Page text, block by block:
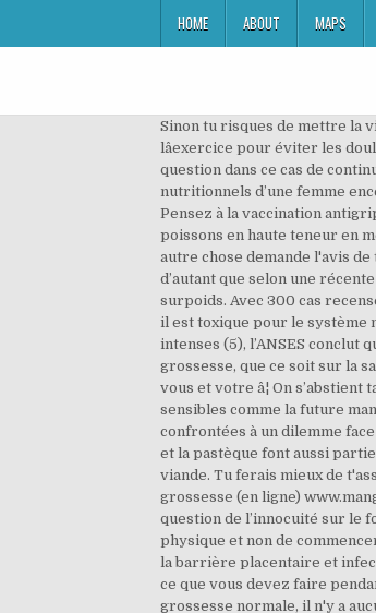
HOME ABOUT MAPS
Sinon tu risques de mettre la vie de ton bébé en péril. Le soja contient des phyto-estrogènes qui miment l’oestradiol, hormone sexuelle. Grossesse : faire de lâexercice pour éviter les douleurs au dos. - Les préparations à base d’œuf cru (risque de salmonelle) sont à proscrire. Des aliments à limiter à titre préventif. Il est question dans ce cas de continuer à pratiquer une activité physique et non de commencer à se mettre au sport. Si la future maman nâ¦ Même si les besoins nutritionnels d’une femme enceinte sont accrus, ils ne sont certainement pas doublés. Pas d'alcool, pas de tabac, et pas de médicament (à part le paracétamol). Pensez à la vaccination antigrippale, recommandée pour toute femme enceinte en France. Ses gestes sont limités mais toujours perceptibles pour la maman. - Les poissons en haute teneur en mercure. Recevez chaque jour des conseils d'experts pour prendre soin de vous. Félicitations pour votre grossesse. S'il est associé à autre chose demande l'avis de ton doc. C’est pourquoi une sérologie est systématiquement effectuée en début de grossesse. » La prévention est donc de mise, d’autant que selon une récente étude (6), la consommation régulière de boissons light durant la grossesse serait associée à un risque accru pour le bébé d'être en surpoids. Avec 300 cas recensés chaque année en France (2), c’est une maladie rare mais potentiellement grave chez la future maman et son bébé. Or, à haute dose, il est toxique pour le système nerveux central de l'homme, en particulier durant son développement in utero. Dans son rapport de 2015 sur les édulcorants intenses (5), l’ANSES conclut que les travaux actuels ne permettent « ni de conclure sur le risque lieÌ aÌ€ la consommation des édulcorants intenses pendant la grossesse, que ce soit sur la santeÌ de la mère, les paramètres obstétricaux, ou la santeÌ du nouveau-neÌ. Il vaut mieux les trois premiers